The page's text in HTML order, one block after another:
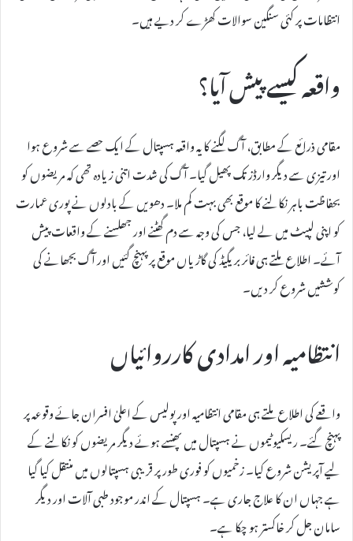
انتظامات پر کئی سنگین سوالات کھڑے کر دیے ہیں۔
واقعہ کیسے پیش آیا؟
مقامی ذرائع کے مطابق، آگ لگنے کا یہ واقعہ ہسپتال کے ایک حصے سے شروع ہوا
اور تیزی سے دیگر وارڈز تک پھیل گیا۔ آگ کی شدت اتنی زیادہ تھی کہ مریضوں کو
بحفاظت باہر نکالنے کا موقع بھی بہت کم ملا۔ دھویں کے بادلوں نے پوری عمارت
کو اپنی لپیٹ میں لے لیا، جس کی وجہ سے دم گھٹنے اور جھلسنے کے واقعات پیش
آئے۔ اطلاع ملتے ہی فائر بریگیڈ کی گاڑیاں موقع پر پہنچ گئیں اور آگ بجھانے کی
کوششیں شروع کر دیں۔
انتظامیہ اور امدادی کارروائیاں
واقعے کی اطلاع ملتے ہی مقامی انتظامیہ اور پولیس کے اعلیٰ افسران جائے وقوعہ پر
پہنچ گئے۔ ریسکیو ٹیموں نے ہسپتال میں پھنسے ہوئے دیگر مریضوں کو نکالنے کے
لیے آپریشن شروع کیا۔ زخمیوں کو فوری طور پر قریبی ہسپتالوں میں منتقل کیا گیا
ہے جہاں ان کا علاج جاری ہے۔ ہسپتال کے اندر موجود طبی آلات اور دیگر
سامان جل کر خاکستر ہو چکا ہے۔